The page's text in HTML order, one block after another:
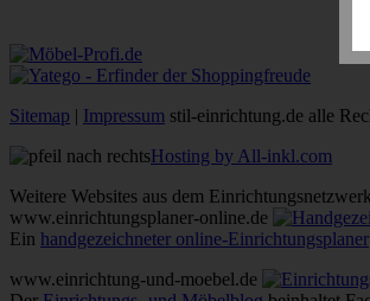
Sitemap | Impressum stil-einrichtung.de alle
Hosting by All-inkl.com
Weitere Websites aus dem
www.einrichtungsplaner-online.de
Ein handgezeichneter online-Einrichtungsplaner
www.einrichtung-und-moebel.de